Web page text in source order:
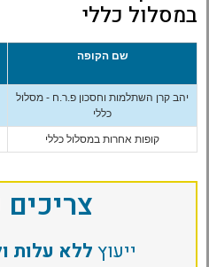
במסלול כללי
שם הקופה
יהב קרן השתלמות וחסכון פ.ר.ח - מסלול
כללי
קופות אחרות במסלול כללי
ייעוץללא עלות